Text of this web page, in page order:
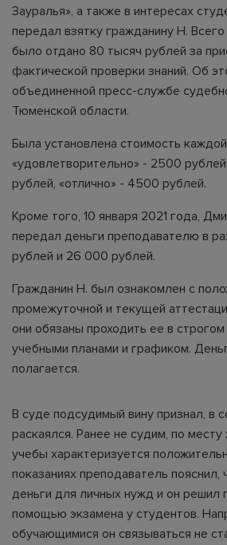
Зауралья», а также в интересах
передал взятку гражданину Н.
было отдано 80 тысяч рублей за
фактической проверки знаний. Об
объединенной пресс-службе
Тюменской области.
Была установлена стоимость
«удовлетворительно» - 2500
рублей, «отлично» - 4500 рублей.
Кроме того, 10 января 2021 года,
передал деньги преподавателю в
рублей и 26 000 рублей.
Гражданин Н. был ознакомлен с
промежуточной и текущей
они обязаны проходить ее в строгом
учебными планами и графиком.
полагается.
В суде подсудимый вину признал, в
раскаялся. Ранее не судим, по
учебы характеризуется
показаниях преподаватель
деньги для личных нужд и он решил
помощью экзамена у студентов.
обучающимися он связываться не